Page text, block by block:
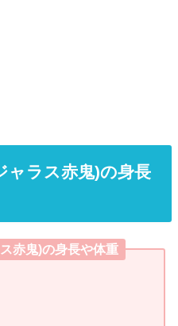
ャラス赤鬼)の身長
赤鬼)の身長や体重